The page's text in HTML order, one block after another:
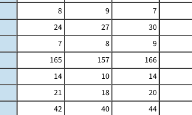
8 9 7
24 27 30
7 8 9
165 157 166
14 10 14
21 18 20
42 40 44